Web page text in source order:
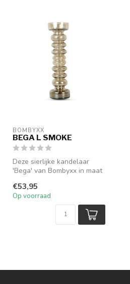
BOMBYXX
BEGA L SMOKE
Deze sierlijke kandelaar
'Bega' van Bombyxx in maat
decoraties...
€53,95
Op voorraad